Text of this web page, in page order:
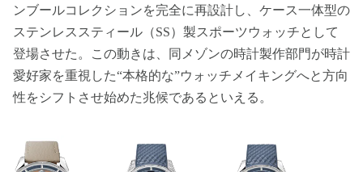
ンブールコレクションを完全に再設計し、ケース一体型の
ステンレススティール（SS）製スポーツウォッチとして
登場させた。この動きは、同メゾンの時計製作部門が時計
愛好家を重視した“本格的な”ウォッチメイキングへと方向
性をシフトさせ始めた兆候であるといえる。